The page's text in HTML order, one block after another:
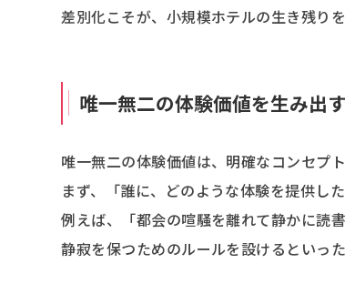
差別化こそが、小規模ホテルの生き残り
唯一無二の体験価値を生み出
唯一無二の体験価値は、明確なコンセプ
まず、「誰に、どのような体験を提供し
例えば、「都会の喧騒を離れて静かに読
静寂を保つためのルールを設けるといっ